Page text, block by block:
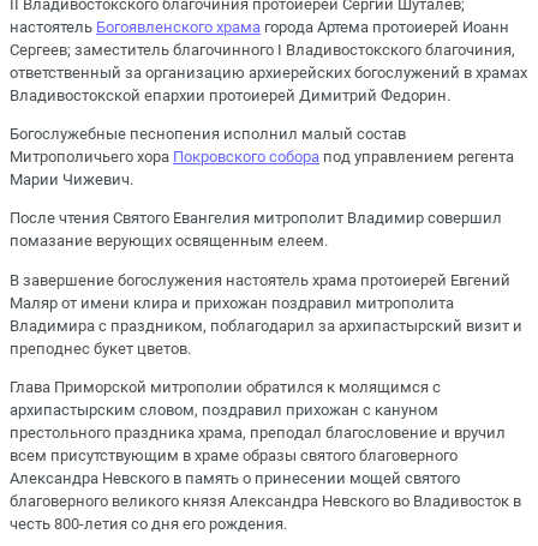
II Владивостокского благочиния протоиерей Сергий Шуталев;
настоятель Богоявленского храма города Артема протоиерей Иоанн
Сергеев; заместитель благочинного I Владивостокского благочиния,
ответственный за организацию архиерейских богослужений в храмах
Владивостокской епархии протоиерей Димитрий Федорин.
Богослужебные песнопения исполнил малый состав
Митрополичьего хора Покровского собора под управлением регента
Марии Чижевич.
После чтения Святого Евангелия митрополит Владимир совершил
помазание верующих освященным елеем.
В завершение богослужения настоятель храма протоиерей Евгений
Маляр от имени клира и прихожан поздравил митрополита
Владимира с праздником, поблагодарил за архипастырский визит и
преподнес букет цветов.
Глава Приморской митрополии обратился к молящимся с
архипастырским словом, поздравил прихожан с кануном
престольного праздника храма, преподал благословение и вручил
всем присутствующим в храме образы святого благоверного
Александра Невского в память о принесении мощей святого
благоверного великого князя Александра Невского во Владивосток в
честь 800-летия со дня его рождения.